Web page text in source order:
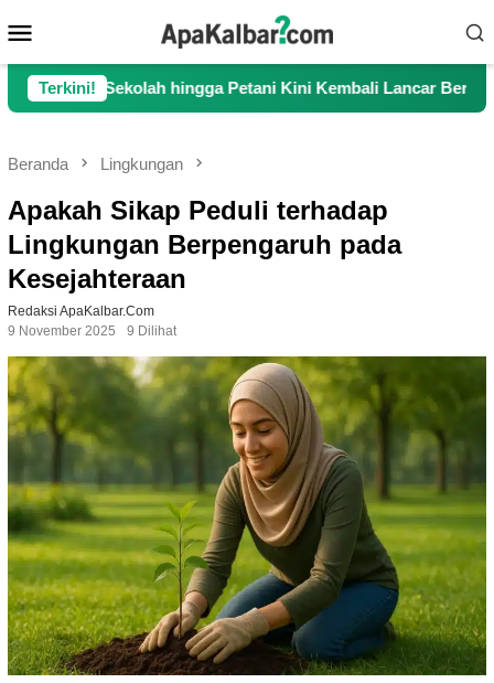
ke
kontenMobile
Terkini!
hingga Petani Kini Kembali Lancar Beraktivitas
Beranda Lingkungan
Apakah Sikap Peduli terhadap
Lingkungan Berpengaruh pada
Kesejahteraan
Redaksi ApaKalbar.com
9 November 2025
9 Dilihat